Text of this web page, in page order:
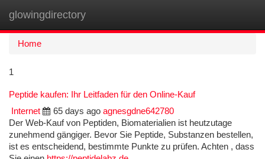
glowingdirectory
Home
1
Peptide kaufen: Ihr Leitfaden für den Online-Kauf
Internet
65 days ago agnesgdne642780
Der Web-Kauf von Peptiden, Biomaterialien ist heutzutage
zunehmend gängiger. Bevor Sie Peptide, Substanzen bestellen,
ist es entscheidend, bestimmte Punkte zu prüfen. Achten , dass